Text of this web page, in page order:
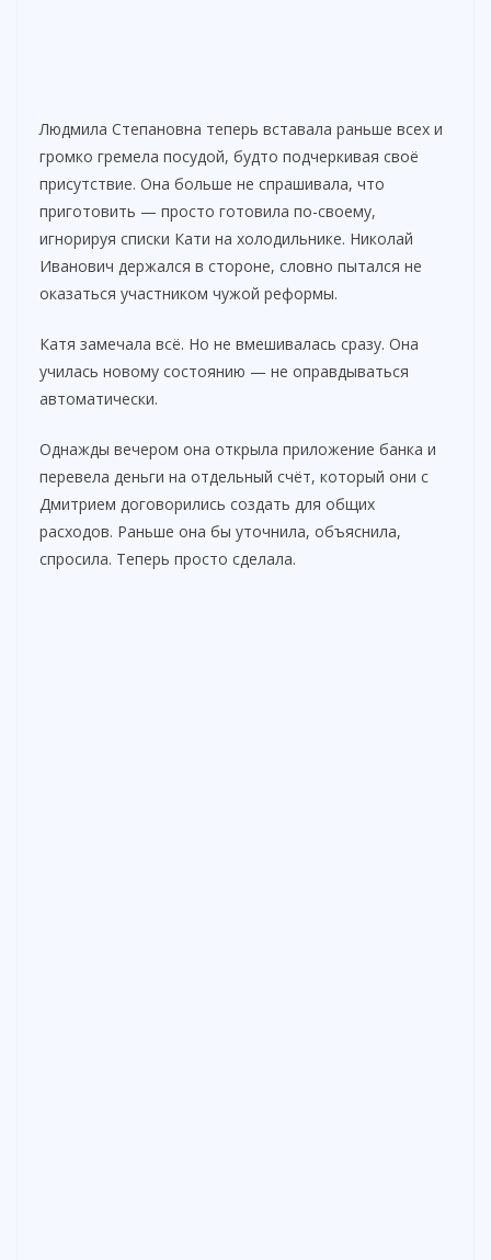
Людмила Степановна теперь вставала раньше всех и
громко гремела посудой, будто подчеркивая своё
присутствие. Она больше не спрашивала, что
приготовить — просто готовила по-своему,
игнорируя списки Кати на холодильнике. Николай
Иванович держался в стороне, словно пытался не
оказаться участником чужой реформы.
Катя замечала всё. Но не вмешивалась сразу. Она
училась новому состоянию — не оправдываться
автоматически.
Однажды вечером она открыла приложение банка и
перевела деньги на отдельный счёт, который они с
Дмитрием договорились создать для общих
расходов. Раньше она бы уточнила, объяснила,
спросила. Теперь просто сделала.